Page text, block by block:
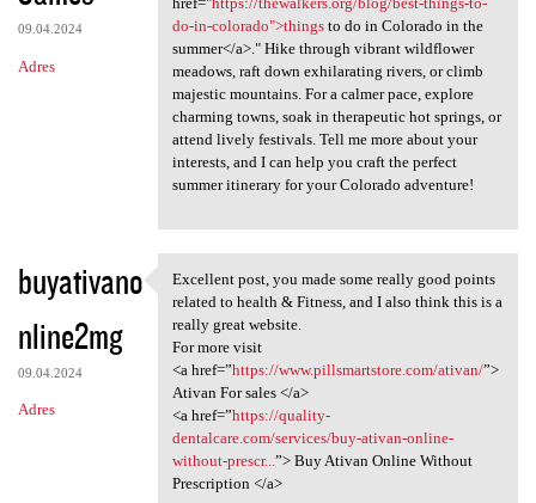
09.04.2024
Adres
do-in-colorado">thingsto do in Colorado in the
summer</a>." Hike through vibrant wildflower
meadows, raft down exhilarating rivers, or climb
majestic mountains. For a calmer pace, explore
charming towns, soak in therapeutic hot springs, or
attend lively festivals. Tell me more about your
interests, and I can help you craft the perfect
summer itinerary for your Colorado adventure!
buyativano
nline2mg
09.04.2024
Adres
Excellent post, you made some
Excellent post, you made some really good points
related to health & Fitness, and I also think this is a
really great website.
For more visit
<a href=”https://www.pillsmartstore.com/ativan/”>
Ativan For sales </a>
<a href=”https://quality-
dentalcare.com/services/buy-ativan-online-
without-prescr... ”> Buy Ativan Online Without
Prescription </a>